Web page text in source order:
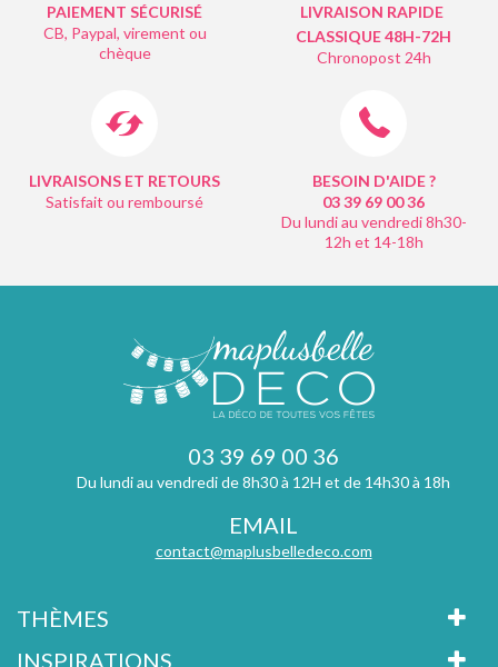
PAIEMENT SÉCURISÉ
CB, Paypal, virement ou
chèque
LIVRAISON RAPIDE
CLASSIQUE 48H-72H
Chronopost 24h
LIVRAISONS ET RETOURS
Satisfait ou remboursé
BESOIN D'AIDE ?
03 39 69 0036
Du lundi au vendredi 8h30-
12h et 14-18h
03 39 69 00 36
Du lundi au vendredi de 8h30 à 12H et de 14h30 à 18h
EMAIL
contact@maplusbelledeco.com
THÈMES
INSPIRATIONS